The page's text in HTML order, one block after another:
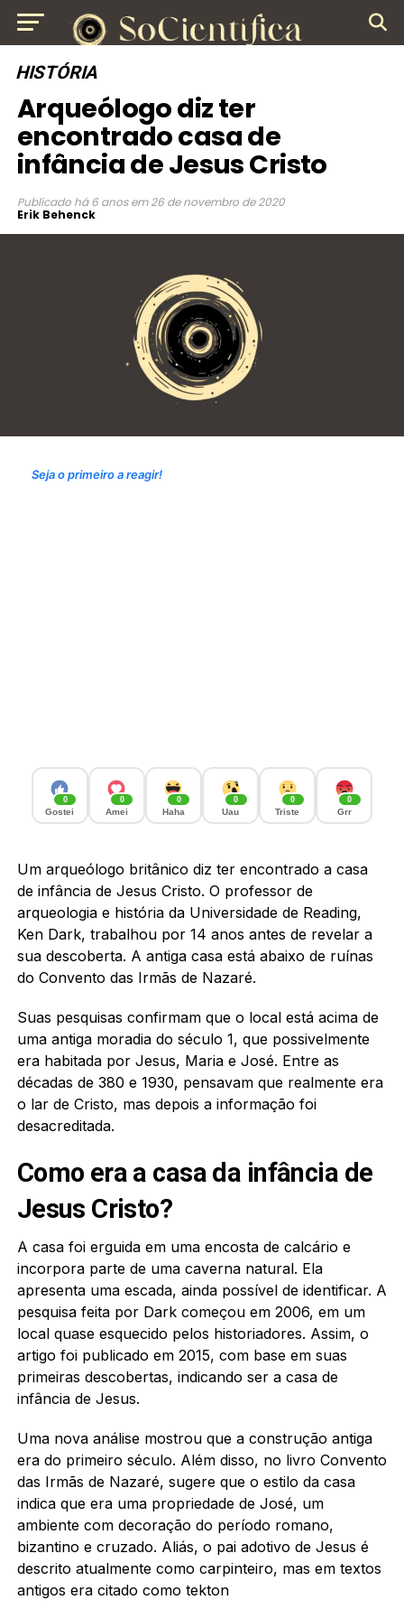
HISTÓRIA
Arqueólogo diz ter
encontrado casa de
infância de Jesus Cristo
Publicado há 6 anos em 26 de novembro de 2020
Erik Behenck
Seja o primeiro a reagir!
0
Gostei
0
Amei
0
Haha
0
Uau
0
Triste
0
Grr
Um arqueólogo britânico diz ter encontrado a casa
de infância de Jesus Cristo. O professor de
arqueologia e história da Universidade de Reading,
Ken Dark, trabalhou por 14 anos antes de revelar a
sua descoberta. A antiga casa está abaixo de ruínas
do Convento das Irmãs de Nazaré.
Suas pesquisas confirmam que o local está acima de
uma antiga moradia do século 1, que possivelmente
era habitada por Jesus, Maria e José. Entre as
décadas de 380 e 1930, pensavam que realmente era
o lar de Cristo, mas depois a informação foi
desacreditada.
Como era a casa da infância de
Jesus Cristo?
A casa foi erguida em uma encosta de calcário e
incorpora parte de uma caverna natural. Ela
apresenta uma escada, ainda possível de identificar. A
pesquisa feita por Dark começou em 2006, em um
local quase esquecido pelos historiadores. Assim, o
artigo foi publicado em 2015, com base em suas
primeiras descobertas, indicando ser a casa de
infância de Jesus.
Uma nova análise mostrou que a construção antiga
era do primeiro século. Além disso, no livro Convento
das Irmãs de Nazaré, sugere que o estilo da casa
indica que era uma propriedade de José, um
ambiente com decoração do período romano,
bizantino e cruzado. Aliás, o pai adotivo de Jesus é
descrito atualmente como carpinteiro, mas em textos
antigos era citado como tekton